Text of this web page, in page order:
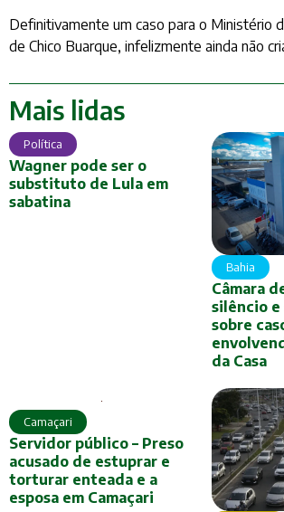
Definitivamente um caso para o Ministério
de Chico Buarque, infelizmente ainda não
Mais lidas
Política
Wagner pode ser o
substituto de Lula em
sabatina
Bahia
Câmara
silêncio e
sobre
da Casa
Camaçari
Servidor público – Preso
acusado de estuprar e
torturar enteada e a
esposa em Camaçari